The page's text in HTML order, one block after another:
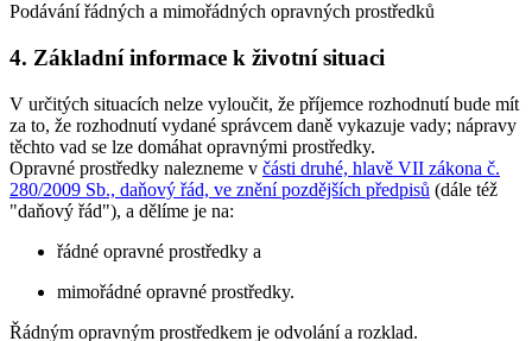
Podávání řádných a mimořádných opravných prostředků
4. Základní informace k životní situaci
V určitých situacích nelze vyloučit, že příjemce rozhodnutí bude mít
za to, že rozhodnutí vydané správcem daně vykazuje vady; nápravy
těchto vad se lze domáhat opravnými prostředky.
Opravné prostředky nalezneme v části druhé, hlavě VII zákona č.
280/2009 Sb., daňový řád, ve znění pozdějších předpisů (dále též
"daňový řád"), a dělíme je na:
řádné opravné prostředky a
mimořádné opravné prostředky.
Řádným opravným prostředkem je odvolání a rozklad.